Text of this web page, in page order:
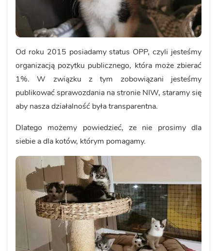
Od roku 2015 posiadamy status OPP, czyli jesteśmy
organizacją pozytku publicznego, która może zbierać
1%. W związku z tym zobowiązani jesteśmy
publikować sprawozdania na stronie NIW, staramy się
aby nasza działalność była transparentna.
Dlatego możemy powiedzieć, ze nie prosimy dla
siebie a dla kotów, którym pomagamy.